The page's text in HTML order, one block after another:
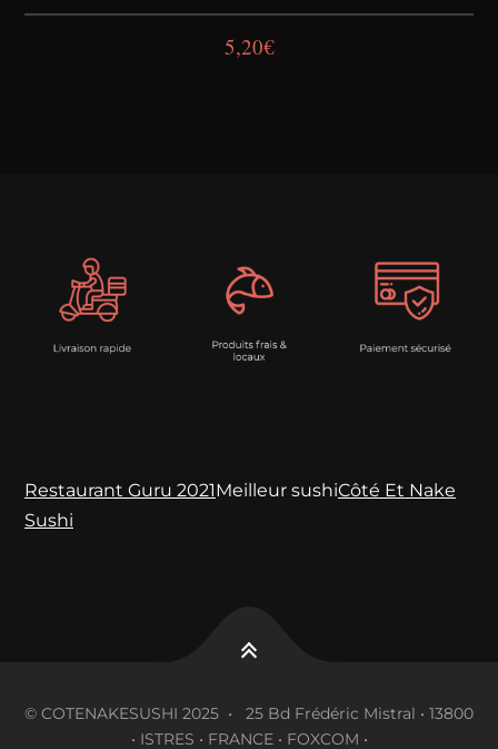
5,20€
Restaurant Guru 2021Meilleur sushiCôté Et Nake
Sushi
© COTENAKESUSHI 2025 • 25 Bd Frédéric Mistral • 13800
• ISTRES • FRANCE • FOXCOM •